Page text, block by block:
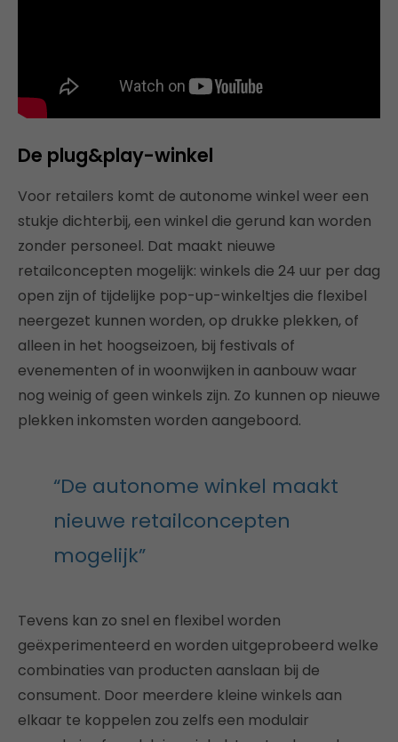
De plug&play-winkel
Voor retailers komt de autonome winkel weer een
stukje dichterbij, een winkel die gerund kan worden
zonder personeel. Dat maakt nieuwe
retailconcepten mogelijk: winkels die 24 uur per dag
open zijn of tijdelijke pop-up-winkeltjes die flexibel
neergezet kunnen worden, op drukke plekken, of
alleen in het hoogseizoen, bij festivals of
evenementen of in woonwijken in aanbouw waar
nog weinig of geen winkels zijn. Zo kunnen op nieuwe
plekken inkomsten worden aangeboord.
“De autonome winkel maakt
nieuwe retailconcepten
mogelijk”
Tevens kan zo snel en flexibel worden
geëxperimenteerd en worden uitgeprobeerd welke
combinaties van producten aanslaan bij de
consument. Door meerdere kleine winkels aan
elkaar te koppelen zou zelfs een modulair